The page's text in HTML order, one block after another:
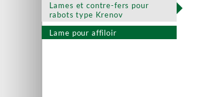
Lames et contre-fers pour
rabots type Krenov
Lame pour affiloir